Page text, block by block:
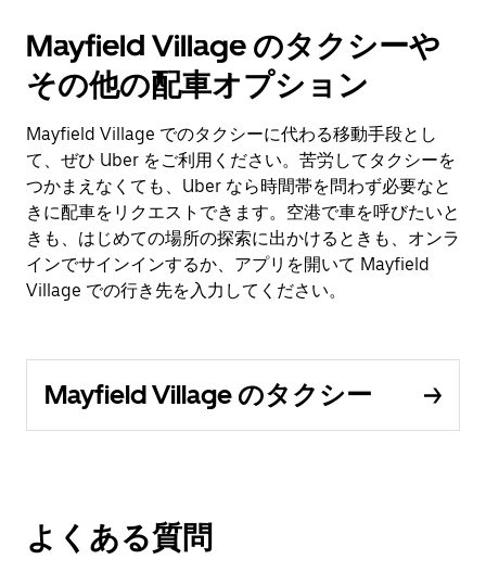
Mayfield Village のタクシーや
その他の配車オプション
Mayfield Village でのタクシーに代わる移動手段とし
て、ぜひ Uber をご利用ください。苦労してタクシーを
つかまえなくても、Uber なら時間帯を問わず必要なと
きに配車をリクエストできます。空港で車を呼びたいと
きも、はじめての場所の探索に出かけるときも、オンラ
インでサインインするか、アプリを開いて Mayfield
Village での行き先を入力してください。
Mayfield Village のタクシー
よくある質問